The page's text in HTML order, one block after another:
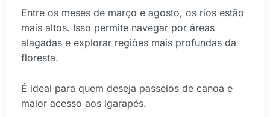
Entre os meses de março e agosto, os rios estão
mais altos. Isso permite navegar por áreas
alagadas e explorar regiões mais profundas da
floresta.
É ideal para quem deseja passeios de canoa e
maior acesso aos igarapés.